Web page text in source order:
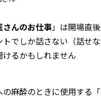
さんのお仕事」は開場直
トでしか話さない（話せ
けるかもしれません
の麻酔のときに使用する